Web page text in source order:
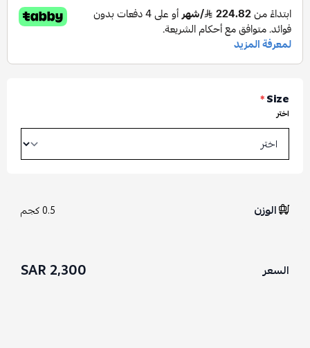
Size
*
اختر
الوزن 0.5 كجم
السعر 2,300 SAR